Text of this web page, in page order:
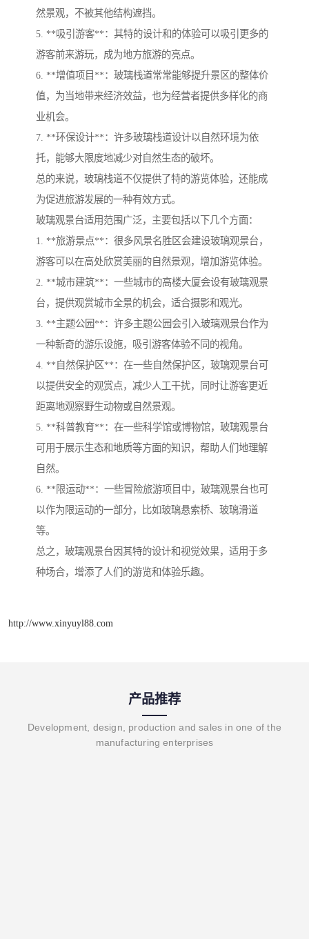
然景观，不被其他结构遮挡。
5. **吸引游客**：其特的设计和的体验可以吸引更多的
游客前来游玩，成为地方旅游的亮点。
6. **增值项目**：玻璃栈道常常能够提升景区的整体价
值，为当地带来经济效益，也为经营者提供多样化的商
业机会。
7. **环保设计**：许多玻璃栈道设计以自然环境为依
托，能够大限度地减少对自然生态的破坏。
总的来说，玻璃栈道不仅提供了特的游览体验，还能成
为促进旅游发展的一种有效方式。
玻璃观景台适用范围广泛，主要包括以下几个方面：
1. **旅游景点**：很多风景名胜区会建设玻璃观景台，
游客可以在高处欣赏美丽的自然景观，增加游览体验。
2. **城市建筑**：一些城市的高楼大厦会设有玻璃观景
台，提供观赏城市全景的机会，适合摄影和观光。
3. **主题公园**：许多主题公园会引入玻璃观景台作为
一种新奇的游乐设施，吸引游客体验不同的视角。
4. **自然保护区**：在一些自然保护区，玻璃观景台可
以提供安全的观赏点，减少人工干扰，同时让游客更近
距离地观察野生动物或自然景观。
5. **科普教育**：在一些科学馆或博物馆，玻璃观景台
可用于展示生态和地质等方面的知识，帮助人们地理解
自然。
6. **限运动**：一些冒险旅游项目中，玻璃观景台也可
以作为限运动的一部分，比如玻璃悬索桥、玻璃滑道
等。
总之，玻璃观景台因其特的设计和视觉效果，适用于多
种场合，增添了人们的游览和体验乐趣。
http://www.xinyuyl88.com
产品推荐
Development, design, production and sales in one of the
manufacturing enterprises